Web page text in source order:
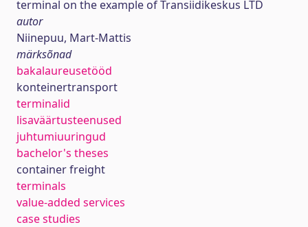
terminal on the example of Transiidikeskus LTD
autor
Niinepuu, Mart-Mattis
märksõnad
bakalaureusetööd
konteinertransport
terminalid
lisaväärtusteenused
juhtumiuuringud
bachelor's theses
container freight
terminals
value-added services
case studies